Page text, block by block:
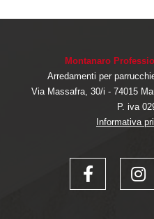
Montanaro
Arredamenti per
Via Massafra, 30/i - 74015
P. iva
Informativa